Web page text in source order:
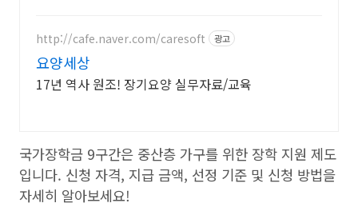
http://cafe.naver.com/caresoft 광고
요양세상
17년 역사 원조! 장기요양 실무자료/교육
국가장학금 9구간은 중산층 가구를 위한 장학 지원 제도
입니다. 신청 자격, 지급 금액, 선정 기준 및 신청 방법을
자세히 알아보세요!